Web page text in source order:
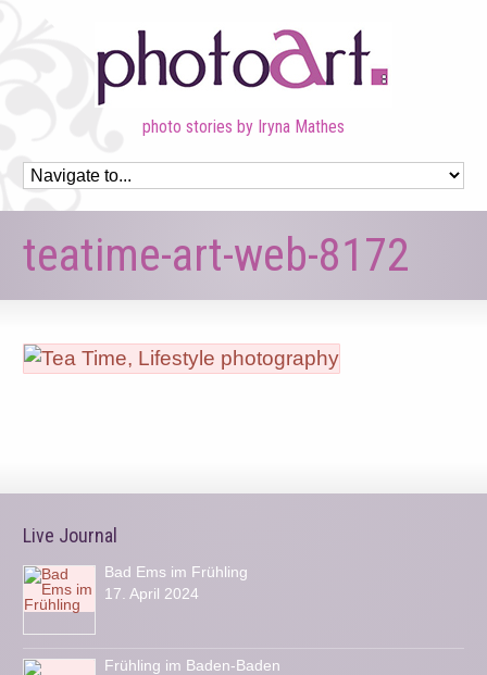
photo stories by Iryna Mathes
teatime-art-web-8172
Live Journal
Bad Ems im Frühling
17. April 2024
Frühling im Baden-Baden